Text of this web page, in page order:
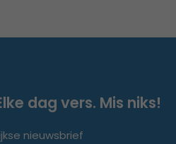
dag vers. Mis niks!
nieuwsbrief